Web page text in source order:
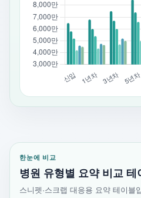
한눈에 비교
병원 유형별 요약 비교 테
스니펫·스크랩 대응용 요약 테이블